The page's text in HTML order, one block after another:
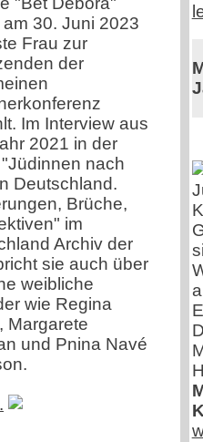
30. Juni 2023
Frau zur
der
Im Interview aus
2021 in der
nach
Deutschland.
Brüche,
im
Archiv der
sie auch über
weibliche
wie Regina
Margarete
und Pnina Navé